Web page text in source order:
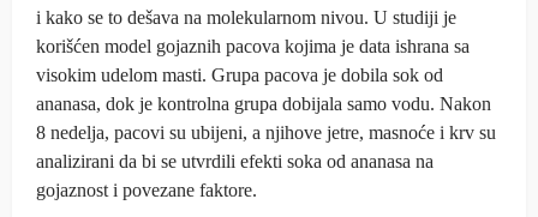
i kako se to dešava na molekularnom nivou. U studiji je
korišćen model gojaznih pacova kojima je data ishrana sa
visokim udelom masti. Grupa pacova je dobila sok od
ananasa, dok je kontrolna grupa dobijala samo vodu. Nakon
8 nedelja, pacovi su ubijeni, a njihove jetre, masnoće i krv su
analizirani da bi se utvrdili efekti soka od ananasa na
gojaznost i povezane faktore.